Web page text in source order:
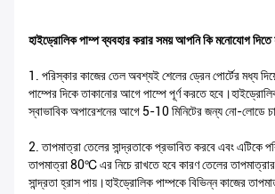
হাইড্রোলিক পাম্প ব্যবহার করার সময় আপনি কি মনোযোগ দিতে
1. পরিস্কার কাজের তেল অবশ্যই শেলের ড্রেন পোর্টের মধ্য
পাম্পের দিকে তাকানোর আগে পাম্পে পূর্ণ করতে
স্বাভাবিক অপারেশনের আগে 5-10 মিনিটের জন্য নো-লোডে
2. তাপমাত্রা তেলের সান্দ্রতাকে প্রভাবিত করবে এবং এটিকে
তাপমাত্রা 80℃ এর নিচে রাখতে হবে কারণ তেলের তাপমাত্রার
সান্দ্রতা হ্রাস পায়।হাইড্রোলিক পাম্পকে বিভিন্ন কাজের